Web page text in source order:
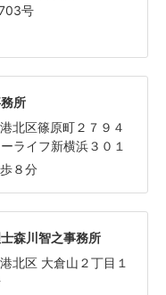
号
所
北区篠原町２７９４
ライフ新横浜３０１
８分
森川智之事務所
北区 大倉山２丁目１